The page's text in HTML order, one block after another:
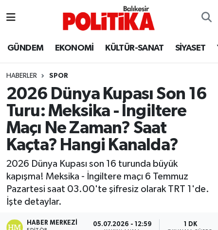
GÜNDEM EKONOMİ KÜLTÜR-SANAT SİYASET
HABERLER SPOR
2026 Dünya Kupası Son 16
Turu: Meksika - İngiltere
Maçı Ne Zaman? Saat
Kaçta? Hangi Kanalda?
2026 Dünya Kupası son 16 turunda büyük
kapışma! Meksika - İngiltere maçı 6 Temmuz
Pazartesi saat 03.00'te şifresiz olarak TRT 1'de.
İşte detaylar.
HABER MERKEZI 05.07.2026 - 12:59 1 DK
Ayvalık
Balya
Bandırma
Bigadiç
BİYOGRAFİLER
Burhaniye
Balıkesir Hava Durumu
Balıkesir Namaz Vakitleri
Balıkesir Trafik Yoğunluk Haritası
Süper Lig Puan Durumu ve Fikstür
Tüm Manşetler
Son Dakika Haberleri